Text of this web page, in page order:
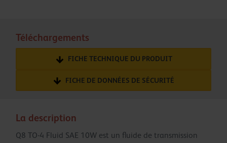
Téléchargements
FICHE TECHNIQUE DU PRODUIT
FICHE DE DONNÉES DE SÉCURITÉ
La description
Q8 TO-4 Fluid SAE 10W est un fluide de transmission